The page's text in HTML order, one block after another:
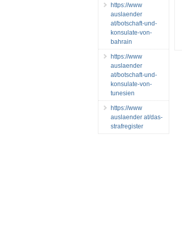
https://www
auslaender
at/botschaft-und-
konsulate-von-
bahrain
https://www
auslaender
at/botschaft-und-
konsulate-von-
tunesien
https://www
auslaender at/das-
strafregister